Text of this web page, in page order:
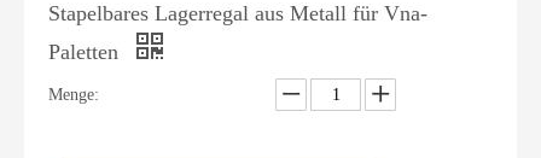
Stapelbares Lagerregal aus Metall für Vna-
Paletten
Menge: